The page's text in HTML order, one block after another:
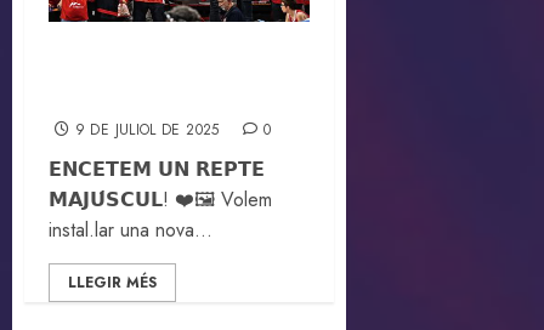
9 DE JULIOL DE 2025 0
𝗘𝗡𝗖𝗘𝗧𝗘𝗠 𝗨𝗡 𝗥𝗘𝗣𝗧𝗘
𝗠𝗔𝗝𝗨́𝗦𝗖𝗨𝗟! ❤️🖼️ Volem
instal.lar una nova...
LLEGIR MÉS